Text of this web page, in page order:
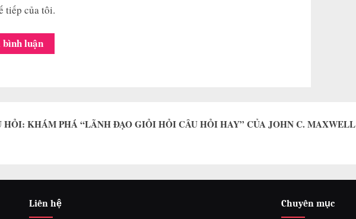
tiếp của tôi.
HỎI: KHÁM PHÁ “LÃNH ĐẠO GIỎI HỎI CÂU HỎI HAY” CỦA JOHN C. MAXWELL
Liên hệ Chuyên mục